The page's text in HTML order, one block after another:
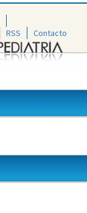
RSS Contacto